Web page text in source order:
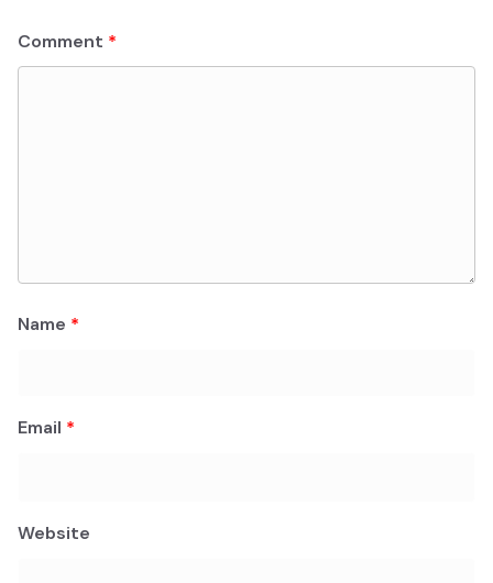
Comment *
Name *
Email *
Website